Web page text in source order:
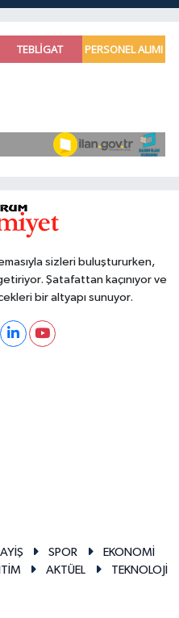
sizleri buluştururken,
Şatafattan kaçınıyor ve
bir altyapı sunuyor.
SPOR
EKONOMİ
AKTÜEL TEKNOLOJİ